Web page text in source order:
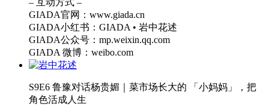
– 互动方式 –
GIADA官网：www.giada.cn
GIADA小红书：GIADA • 岩中花述
GIADA公众号：mp.weixin.qq.com
GIADA 微博：weibo.com
S9E6 鲁豫对话杨贵媚｜菜市场长大的 「小妈妈」，把
角色活成人生